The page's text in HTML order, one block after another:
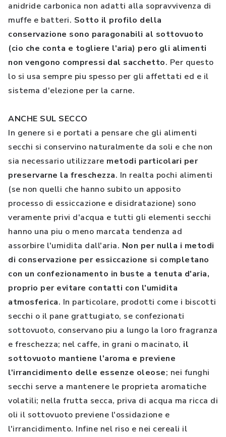
anidride carbonica non adatti alla sopravvivenza di
muffe e batteri. Sotto il profilo della
conservazione sono paragonabili al sottovuoto
(cio che conta e togliere l'aria) pero gli alimenti
non vengono compressi dal sacchetto. Per questo
lo si usa sempre piu spesso per gli affettati ed e il
sistema d'elezione per la carne.
ANCHE SUL SECCO
In genere si e portati a pensare che gli alimenti
secchi si conservino naturalmente da soli e che non
sia necessario utilizzare metodi particolari per
preservarne la freschezza. In realta pochi alimenti
(se non quelli che hanno subito un apposito
processo di essiccazione e disidratazione) sono
veramente privi d'acqua e tutti gli elementi secchi
hanno una piu o meno marcata tendenza ad
assorbire l'umidita dall'aria. Non per nulla i metodi
di conservazione per essiccazione si completano
con un confezionamento in buste a tenuta d'aria,
proprio per evitare contatti con l'umidita
atmosferica. In particolare, prodotti come i biscotti
secchi o il pane grattugiato, se confezionati
sottovuoto, conservano piu a lungo la loro fragranza
e freschezza; nel caffe, in grani o macinato, il
sottovuoto mantiene l'aroma e previene
l'irrancidimento delle essenze oleose; nei funghi
secchi serve a mantenere le proprieta aromatiche
volatili; nella frutta secca, priva di acqua ma ricca di
oli il sottovuoto previene l'ossidazione e
l'irrancidimento. Infine nel riso e nei cereali il